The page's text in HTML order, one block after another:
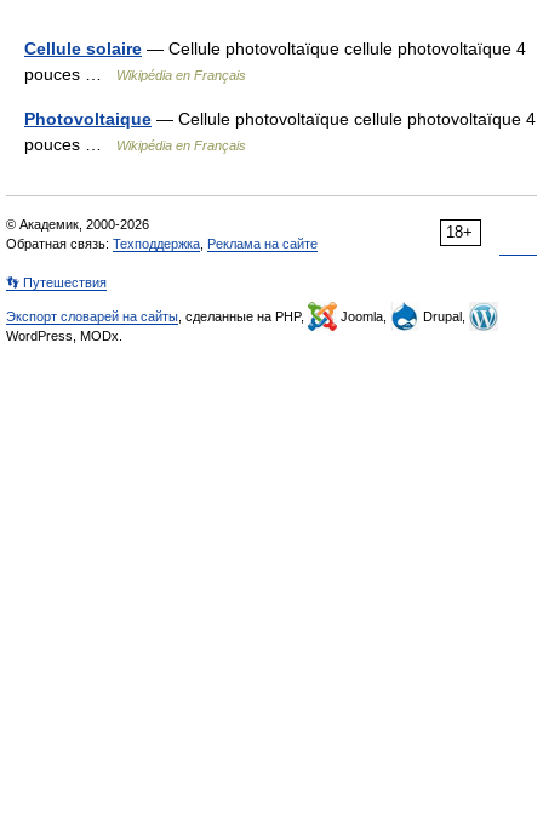
Cellule solaire — Cellule photovoltaïque cellule photovoltaïque 4
pouces …
Wikipédia en Français
Photovoltaique — Cellule photovoltaïque cellule photovoltaïque 4
pouces …
Wikipédia en Français
18+
© Академик, 2000-2026
Обратная связь: Техподдержка Реклама на сайте
👣 Путешествия
Экспорт словарей на сайты , сделанные на PHP, Joomla,
Drupal,
WordPress, MODx.